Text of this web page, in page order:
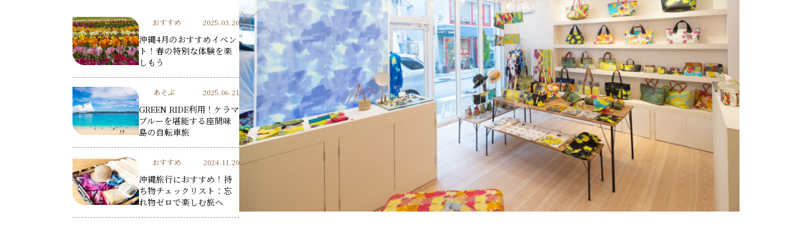
おすすめ 2025.03.20
沖縄4月のおすすめイベン
ト！春の特別な体験を楽
しもう
あそぶ 2025.06.21
GREEN RIDE利用！ケラマ
ブルーを堪能する座間味
島の自転車旅
おすすめ 2024.11.20
沖縄旅行におすすめ！持
ち物チェックリスト：忘
れ物ゼロで楽しむ旅へ